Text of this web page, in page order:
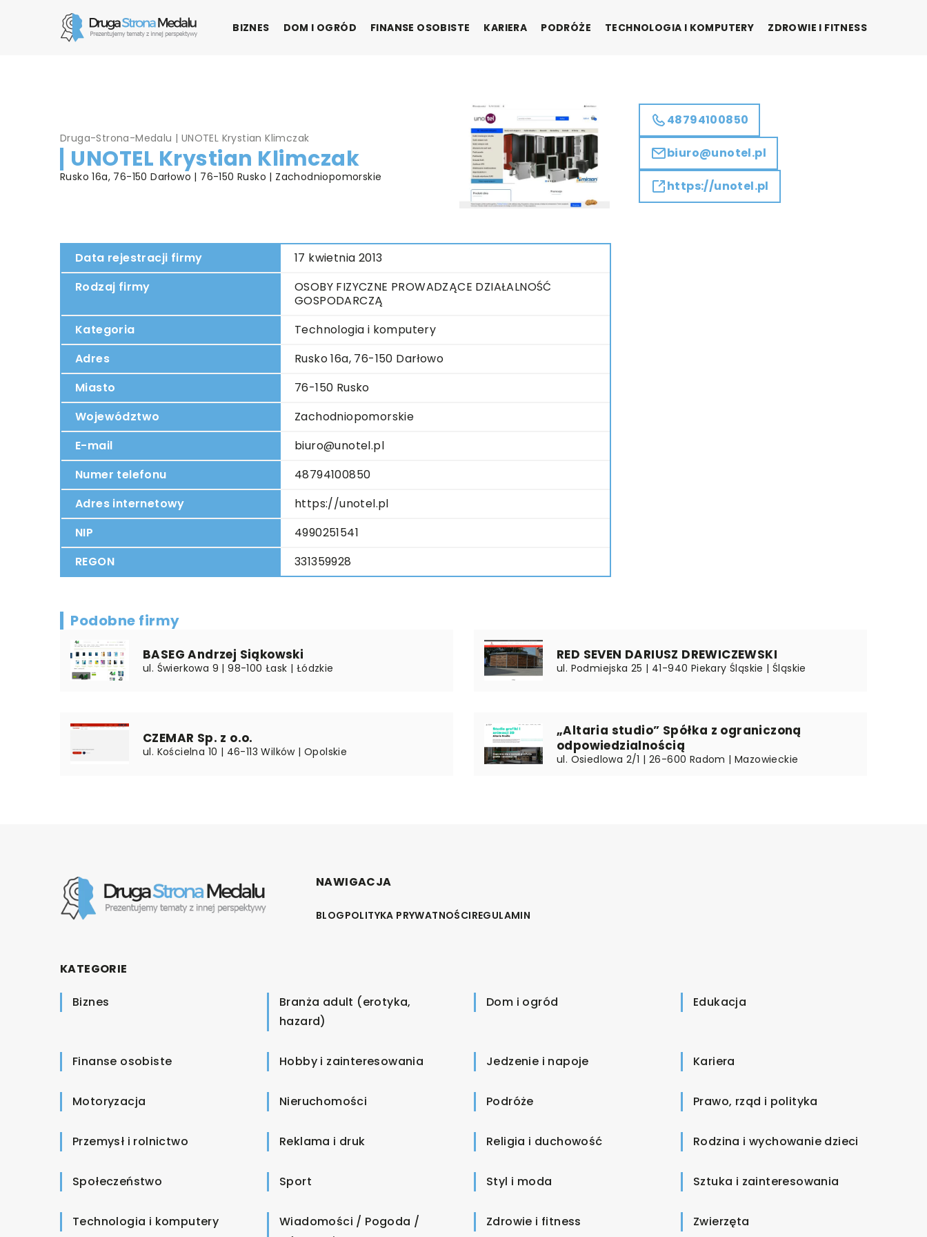
BIZNES DOM I OGRÓD FINANSE OSOBISTE KARIERA PODRÓŻE TECHNOLOGIA I KOMPUTERY ZDROWIE I FITNESS
Druga-Strona-Medalu | UNOTEL Krystian Klimczak
UNOTEL Krystian Klimczak
Rusko 16a, 76-150 Darłowo | 76-150 Rusko | Zachodniopomorskie
Data rejestracji firmy
17 kwietnia 2013
Rodzaj firmy
OSOBY FIZYCZNE PROWADZĄCE DZIAŁALNOŚĆ
GOSPODARCZĄ
Kategoria
Technologia i komputery
Adres
Rusko 16a, 76-150 Darłowo
Miasto
76-150 Rusko
Województwo
Zachodniopomorskie
E-mail
biuro@unotel.pl
Numer telefonu
48794100850
Adres internetowy
https://unotel.pl
NIP
4990251541
REGON
331359928
48794100850
biuro@unotel.pl
https://unotel.pl
Podobne firmy
BASEG Andrzej Siąkowski
ul. Świerkowa 9 | 98-100 Łask | Łódzkie
RED SEVEN DARIUSZ DREWICZEWSKI
ul. Podmiejska 25 | 41-940 Piekary Śląskie | Śląskie
CZEMAR Sp. z o.o.
ul. Kościelna 10 | 46-113 Wilków | Opolskie
„Altaria studio” Spółka z ograniczoną
odpowiedzialnością
ul. Osiedlowa 2/1 | 26-600 Radom | Mazowieckie
NAWIGACJA
BLOGPOLITYKA PRYWATNOŚCIREGULAMIN
KATEGORIE
Biznes
Branża adult (erotyka,
hazard)
Dom i ogród Edukacja
Finanse osobiste Hobby i zainteresowania Jedzenie i napoje Kariera
Motoryzacja Nieruchomości Podróże Prawo, rząd i polityka
Przemysł i rolnictwo Reklama i druk Religia i duchowość Rodzina i wychowanie dzieci
Społeczeństwo Sport Styl i moda Sztuka i zainteresowania
Technologia i komputery
Wiadomości / Pogoda /
Zdrowie i fitness Zwierzęta